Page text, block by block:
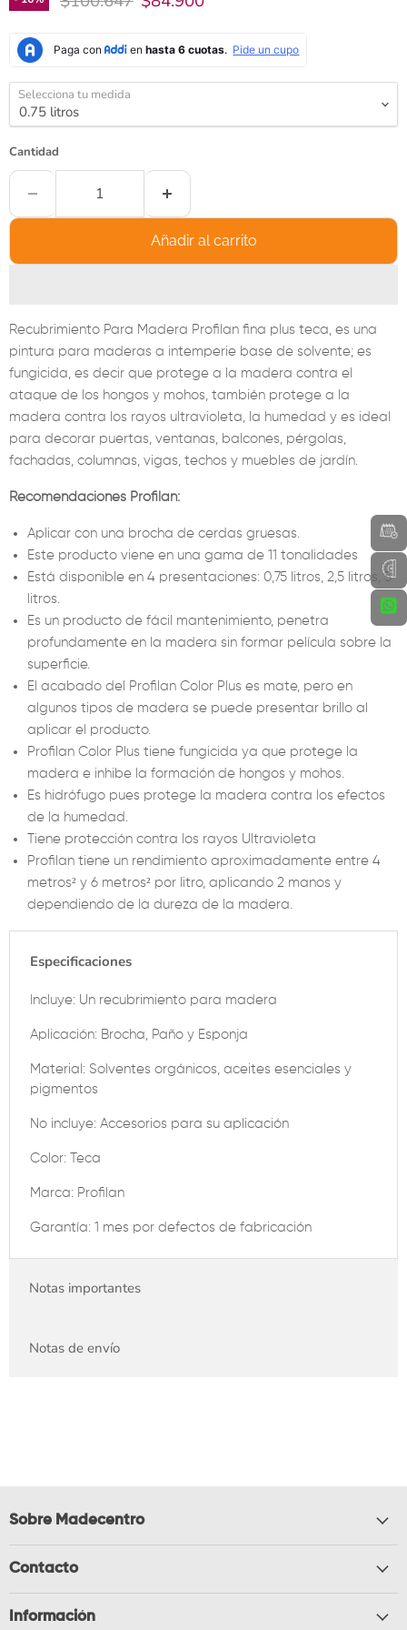
Selecciona tu medida
Cantidad
Añadir al carrito
Recubrimiento Para Madera Profilan fina plus teca, es una
pintura para maderas a intemperie base de solvente; es
fungicida, es decir que protege a la madera contra el
ataque de los hongos y mohos, también protege a la
madera contra los rayos ultravioleta, la humedad y es ideal
para decorar puertas, ventanas, balcones, pérgolas,
fachadas, columnas, vigas, techos y muebles de jardín.
Recomendaciones Profilan:
Aplicar con una brocha de cerdas gruesas.
Este producto viene en una gama de 11 tonalidades
Está disponible en 4 presentaciones: 0,75 litros, 2,5 litros, 5
litros.
Es un producto de fácil mantenimiento, penetra
profundamente en la madera sin formar película sobre la
superficie.
El acabado del Profilan Color Plus es mate, pero en
algunos tipos de madera se puede presentar brillo al
aplicar el producto.
Profilan Color Plus tiene fungicida ya que protege la
madera e inhibe la formación de hongos y mohos.
Es hidrófugo pues protege la madera contra los efectos
de la humedad.
Tiene protección contra los rayos Ultravioleta
Profilan tiene un rendimiento aproximadamente entre 4
metros² y 6 metros² por litro, aplicando 2 manos y
dependiendo de la dureza de la madera.
Especificaciones
Incluye: Un recubrimiento para madera
Aplicación: Brocha, Paño y Esponja
Material: Solventes orgánicos, aceites esenciales y
pigmentos
No incluye: Accesorios para su aplicación
Color: Teca
Marca: Profilan
Garantía: 1 mes por defectos de fabricación
Notas importantes
Notas de envío
Sobre Madecentro
Contacto
Información